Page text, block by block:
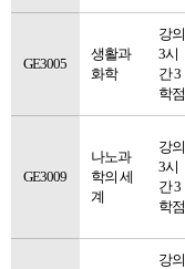
GE3005
생활과
화학
강의
3시
간 3
학점
GE3009
나노과
학의 세
계
강의
3시
간 3
학점
강의